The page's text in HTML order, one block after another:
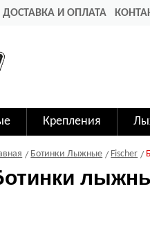
ДОСТАВКА И ОПЛАТА
Крепления
Ботинки Лыжные Fischer